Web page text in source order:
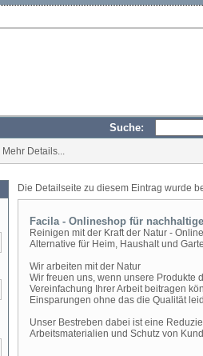
Suche:
Details...
Die Detailseite zu diesem Eintrag wurde
Facila - Onlineshop für
Reinigen mit der Kraft der Natur -
Alternative für Heim, Haushalt und
Wir arbeiten mit der Natur
Wir freuen uns, wenn unsere Produkte
Vereinfachung Ihrer Arbeit beitragen
Ein­sparungen ohne das die Qualität
Unser Bestreben dabei ist eine
Arbeitsmaterialien und Schutz von